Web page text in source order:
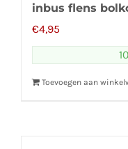
inbus flens
€4,95
Toevoegen aan